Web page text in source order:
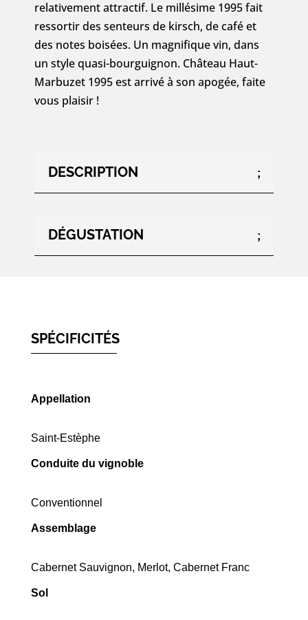
relativement attractif. Le millésime 1995 fait
ressortir des senteurs de kirsch, de café et
des notes boisées. Un magnifique vin, dans
un style quasi-bourguignon. Château Haut-
Marbuzet 1995 est arrivé à son apogée, faite
vous plaisir !
DESCRIPTION
DÉGUSTATION
SPÉCIFICITÉS
Appellation
Saint-Estèphe
Conduite du vignoble
Conventionnel
Assemblage
Cabernet Sauvignon, Merlot, Cabernet Franc
Sol